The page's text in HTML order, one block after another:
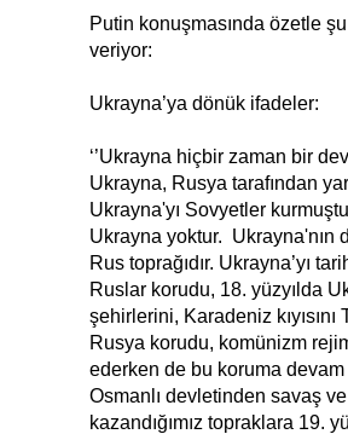
Putin konuşmasında özetle
veriyor:
Ukrayna’ya dönük ifadeler:
‘’Ukrayna hiçbir zaman bir
Ukrayna, Rusya tarafından
Ukrayna'yı Sovyetler
Ukrayna yoktur. Ukrayna'nın
Rus toprağıdır. Ukrayna’yı
Ruslar korudu, 18. yüzyılda
şehirlerini, Karadeniz kıyısını
Rusya korudu, komünizm
ederken de bu koruma devam
Osmanlı devletinden savaş
kazandığımız topraklara 19.